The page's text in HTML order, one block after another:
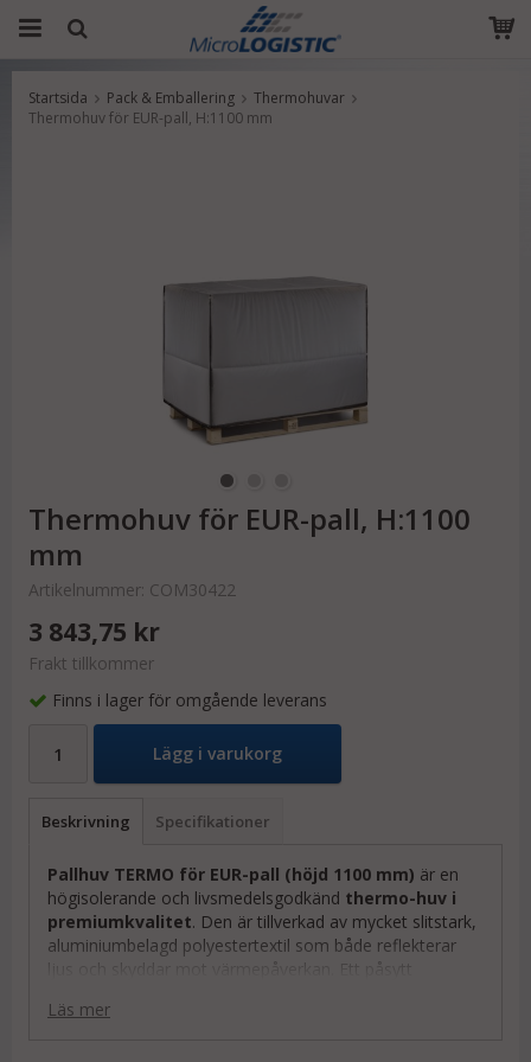
Produkten har blivit tillagd i varukorgen
Startsida Pack & Emballering
Thermohuvar
Thermohuv för EUR-pall, H:1100 mm
Thermohuv för EUR-pall, H:1100
mm
Artikelnummer: COM30422
3 843,75 kr
Frakt tillkommer
Finns i lager för omgående leverans
Lägg i varukorg
Beskrivning Specifikationer
Pallhuv TERMO för EUR-pall (höjd 1100 mm) är en
högisolerande och livsmedelsgodkänd thermo-huv i
premiumkvalitet. Den är tillverkad av mycket slitstark,
aluminium­belagd polyestertextil som både reflekterar
ljus och skyddar mot värmepåverkan. Ett påsytt
Läs mer